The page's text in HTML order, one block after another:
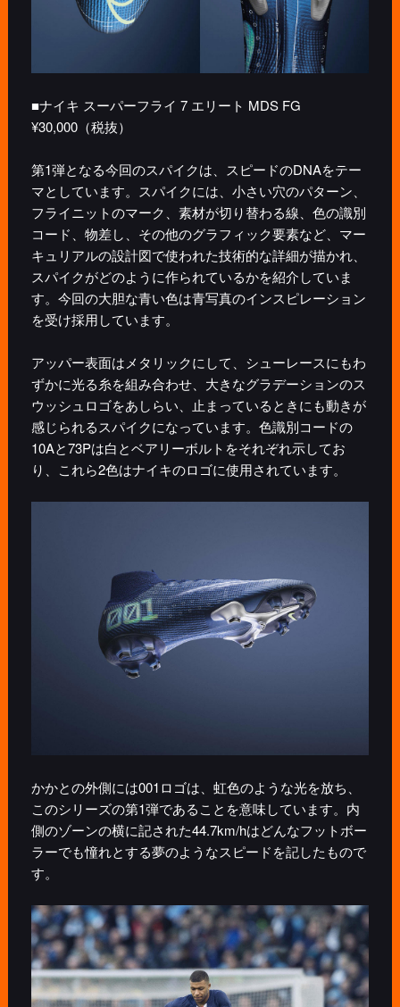
■ナイキ スーパーフライ 7 エリート MDS FG
¥30,000（税抜）
第1弾となる今回のスパイクは、スピードのDNAをテー
マとしています。スパイクには、小さい穴のパターン、
フライニットのマーク、素材が切り替わる線、色の識別
コード、物差し、その他のグラフィック要素など、マー
キュリアルの設計図で使われた技術的な詳細が描かれ、
スパイクがどのように作られているかを紹介していま
す。今回の大胆な青い色は青写真のインスピレーション
を受け採用しています。
アッパー表面はメタリックにして、シューレースにもわ
ずかに光る糸を組み合わせ、大きなグラデーションのス
ウッシュロゴをあしらい、止まっているときにも動きが
感じられるスパイクになっています。色識別コードの
10Aと73Pは白とベアリーボルトをそれぞれ示してお
り、これら2色はナイキのロゴに使用されています。
かかとの外側には001ロゴは、虹色のような光を放ち、
このシリーズの第1弾であることを意味しています。内
側のゾーンの横に記された44.7km/hはどんなフットボー
ラーでも憧れとする夢のようなスピードを記したもので
す。